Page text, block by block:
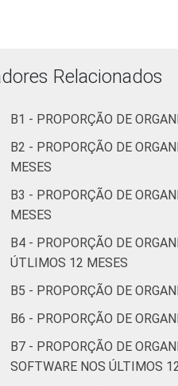
NIC.br - out 2013 / abr
Relacionados
B1 - PROPORÇÃO DE
B2 - PROPORÇÃO DE
MESES
B3 - PROPORÇÃO DE
MESES
B4 - PROPORÇÃO DE
ÚTLIMOS 12 MESES
B5 - PROPORÇÃO DE
B6 - PROPORÇÃO DE
B7 - PROPORÇÃO DE
SOFTWARE NOS ÚLTIMOS